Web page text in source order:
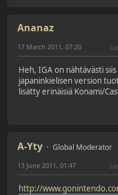
Ananaz
17 March 2011, 07:20
Heh, IGA on nähtävästi
japaninkielisen version
lisätty erinäisiä Konami/
A-Yty Global Moderator
13 June 2011, 01:47
http://